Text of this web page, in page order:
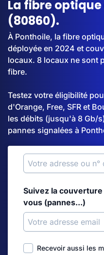
La fibre
(80860).
À Ponthoile, la fibre
déployée en 2024 et
locaux. 8 locaux ne sont
fibre.
Testez votre éligibilité
d'Orange, Free, SFR et
les débits (jusqu'à 8 Gb/
pannes signalées à
Suivez la
vous (pannes...)
Recevoir aussi les